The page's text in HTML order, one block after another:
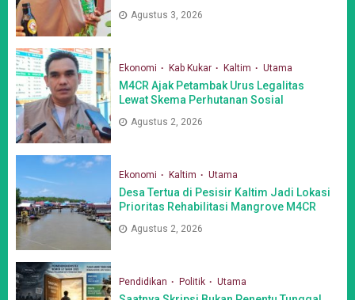
Agustus 3, 2026
Ekonomi Kab Kukar Kaltim Utama
M4CR Ajak Petambak Urus Legalitas
Lewat Skema Perhutanan Sosial
Agustus 2, 2026
Ekonomi Kaltim Utama
Desa Tertua di Pesisir Kaltim Jadi Lokasi
Prioritas Rehabilitasi Mangrove M4CR
Agustus 2, 2026
Pendidikan Politik Utama